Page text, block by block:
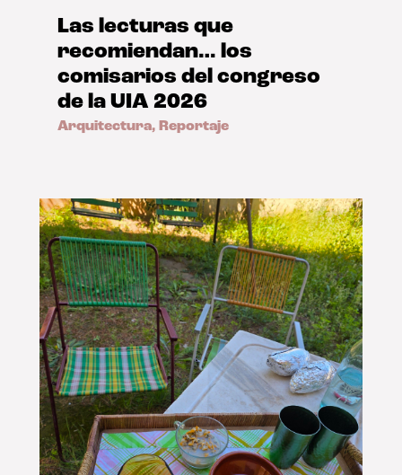
Las lecturas que
recomiendan… los
comisarios del congreso
de la UIA 2026
Arquitectura, Reportaje